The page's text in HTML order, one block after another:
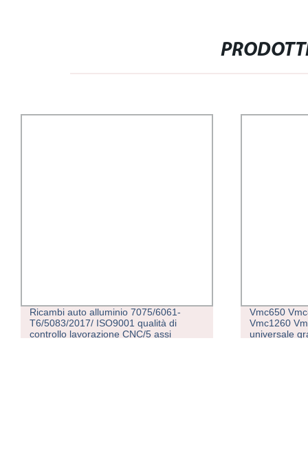
Ricambi auto alluminio 7075/6061-
T6/5083/2017/ ISO9001 qualità di
controllo lavorazione CNC/5 assi
Vmc650
Vmc1260
universale